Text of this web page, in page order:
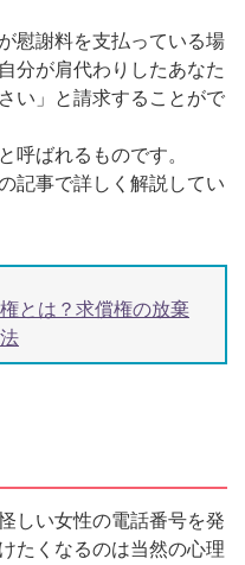
慰謝料を支払っている場
分が肩代わりしたあなた
い」と請求することがで
呼ばれるものです。
記事で詳しく解説してい
とは？求償権の放棄
しい女性の電話番号を発
たくなるのは当然の心理